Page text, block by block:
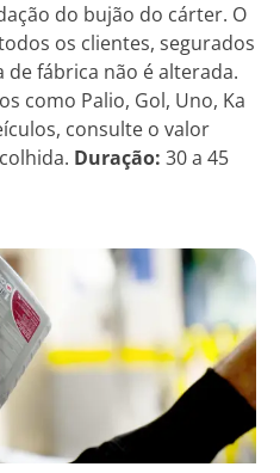
do bujão do cárter. O
os clientes, segurados
fábrica não é alterada.
como Palio, Gol, Uno, Ka
consulte o valor
Duração: 30 a 45